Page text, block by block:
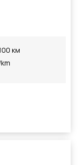
км